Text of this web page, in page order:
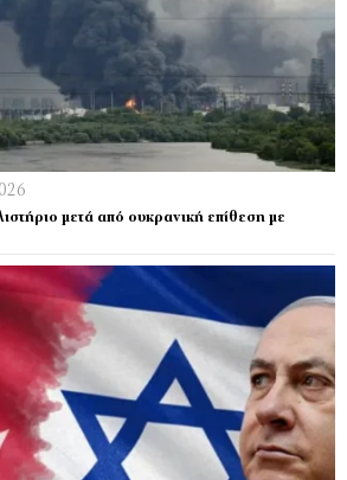
μετά από ουκρανική επίθεση με